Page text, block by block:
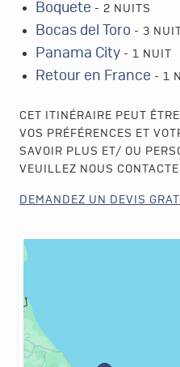
Boquete - 2 NUITS
Bocas del Toro - 3
Panama City - 1 NUIT
Retour en France - 1
CET ITINÉRAIRE PEUT
VOS PRÉFÉRENCES ET
SAVOIR PLUS ET/ OU
VEUILLEZ NOUS
DEMANDEZ UN DEVIS